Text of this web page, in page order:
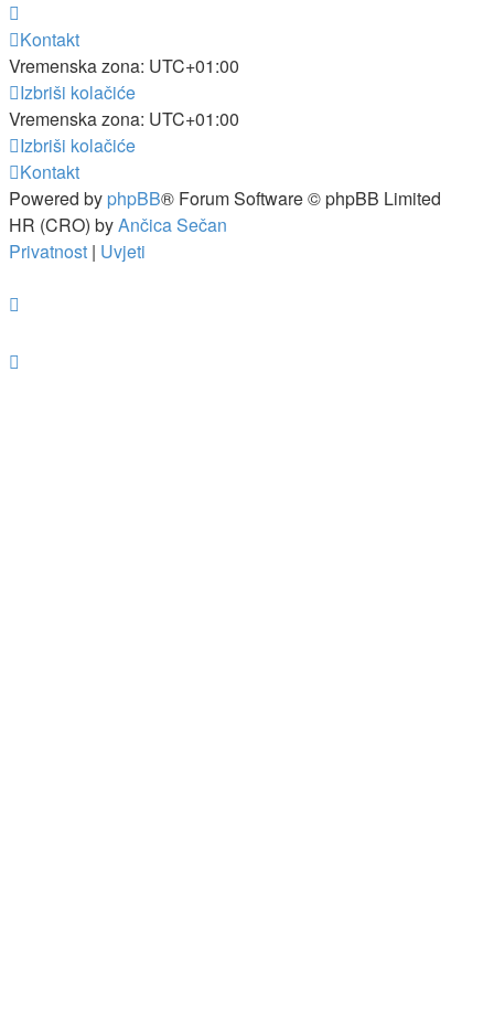
Kontakt
Vremenska zona: UTC+01:00
Izbriši kolačiće
Vremenska zona: UTC+01:00
Izbriši kolačiće
Kontakt
Powered by phpBB® Forum Software © phpBB Limited
HR (CRO) byAnčica Sečan
Privatnost | Uvjeti